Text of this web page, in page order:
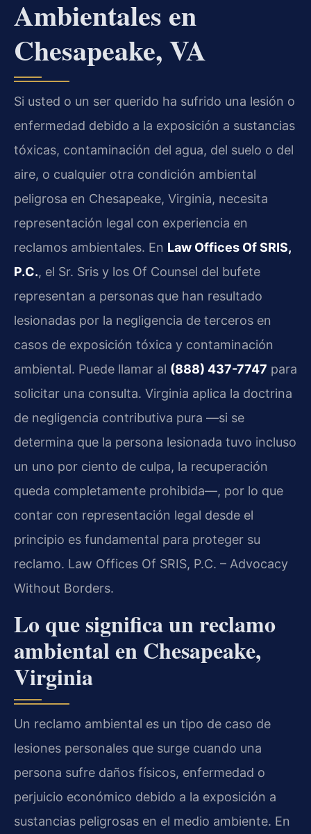
Ambientales en
Chesapeake, VA
Si usted o un ser querido ha sufrido una lesión o
enfermedad debido a la exposición a sustancias
tóxicas, contaminación del agua, del suelo o del
aire, o cualquier otra condición ambiental
peligrosa en Chesapeake, Virginia, necesita
representación legal con experiencia en
reclamos ambientales. En Law Offices Of SRIS,
P.C., el Sr. Sris y los Of Counsel del bufete
representan a personas que han resultado
lesionadas por la negligencia de terceros en
casos de exposición tóxica y contaminación
ambiental. Puede llamar al (888) 437-7747 para
solicitar una consulta. Virginia aplica la doctrina
de negligencia contributiva pura —si se
determina que la persona lesionada tuvo incluso
un uno por ciento de culpa, la recuperación
queda completamente prohibida—, por lo que
contar con representación legal desde el
principio es fundamental para proteger su
reclamo. Law Offices Of SRIS, P.C. – Advocacy
Without Borders.
Lo que significa un reclamo
ambiental en Chesapeake,
Virginia
Un reclamo ambiental es un tipo de caso de
lesiones personales que surge cuando una
persona sufre daños físicos, enfermedad o
perjuicio económico debido a la exposición a
sustancias peligrosas en el medio ambiente. En